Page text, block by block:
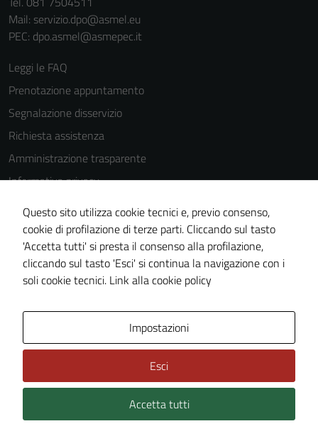
Mail: servizio.dpo@asmel.eu
PEC: dpo.asmel@asmepec.it
Leggi le FAQ
Prenotazione appuntamento
Segnalazione disservizio
Richiesta assistenza
Amministrazione trasparente
Informativa privacy
Cookie Policy
Note legali
Dichiarazione di accessibilità
Piano di miglioramento del sito
Technical Design s.r.l.
Questo sito utilizza cookie tecnici e, previo consenso,
cookie di profilazione di terze parti. Cliccando sul tasto
'Accetta tutti' si presta il consenso alla profilazione,
cliccando sul tasto 'Esci' si continua la navigazione con i
soli cookie tecnici. Link alla cookie policy
Impostazioni
Esci
Accetta tutti